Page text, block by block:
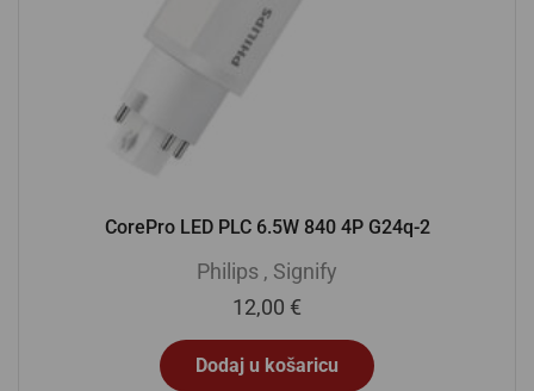
CorePro LED PLC 6.5W 840 4P G24q-2
Philips , Signify
12,00 €
Dodaj u košaricu